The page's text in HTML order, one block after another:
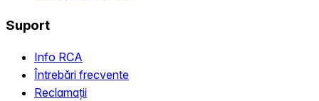
Suport
Info RCA
Întrebări frecvente
Reclamații